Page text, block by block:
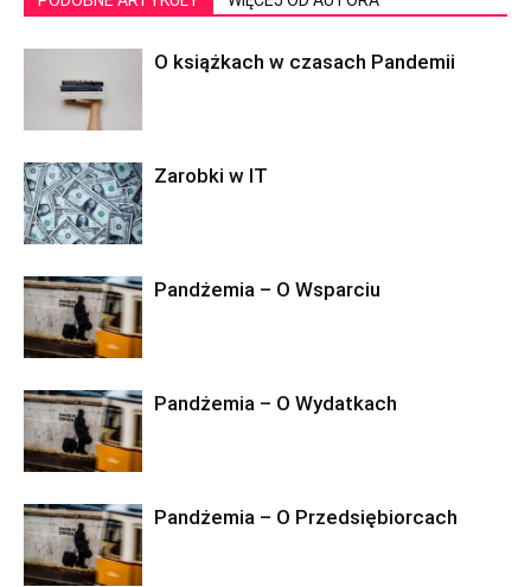
O książkach w czasach Pandemii
Zarobki w IT
Pandżemia – O Wsparciu
Pandżemia – O Wydatkach
Pandżemia – O Przedsiębiorcach